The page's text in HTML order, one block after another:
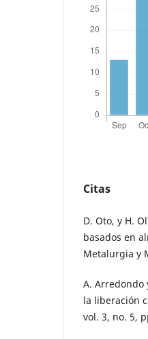
Citas
D. Oto, y H.
basados en
Metalurgia y
A. Arredondo
la liberación
vol. 3, no. 5,